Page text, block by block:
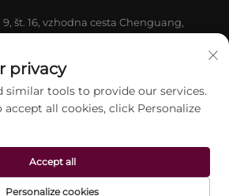
9, št. 16, vzhodna cesta Chenguang,
Jontelaser Technology CO.,LTD. Vse
o zasebnosti
privacy
similar tools to provide our services.
all cookies, click Personalize
Personalize cookies
Accept all